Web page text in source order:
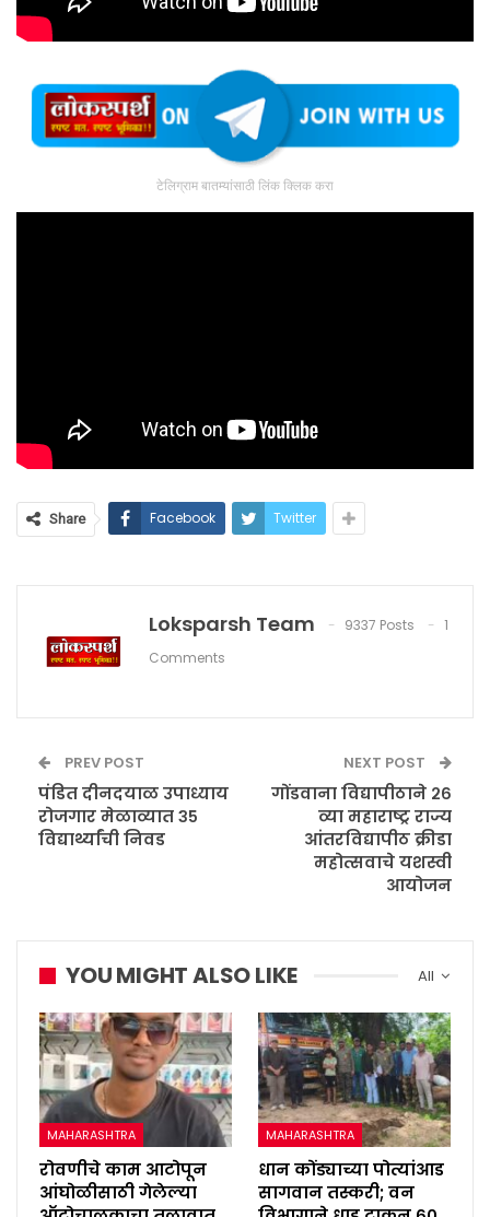
टेलिग्राम बातम्यांसाठी लिंक क्लिक करा
Share Facebook Twitter
Loksparsh Team 9337 Posts
1
Comments
PREV POST
पंडित दीनदयाळ उपाध्याय
रोजगार मेळाव्यात ३५
विद्यार्थ्यांची निवड
NEXT POST
गोंडवाना विद्यापीठाने २६
व्या महाराष्ट्र राज्य
आंतरविद्यापीठ क्रीडा
महोत्सवाचे यशस्वी
आयोजन
All
YOU MIGHT ALSO LIKE
MAHARASHTRA
रोवणीचे काम आटोपून
आंघोळीसाठी गेलेल्या
MAHARASHTRA
धान कोंड्याच्या पोत्यांआड
सागवान तस्करी; वन